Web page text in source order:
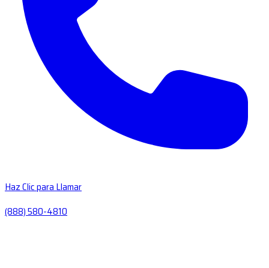
Haz Clic para Llamar
(888) 580-4810